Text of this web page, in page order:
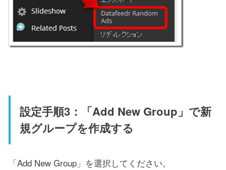
設定手順3：「Add New Group」で新
規グループを作成する
「Add New Group」を選択してください。